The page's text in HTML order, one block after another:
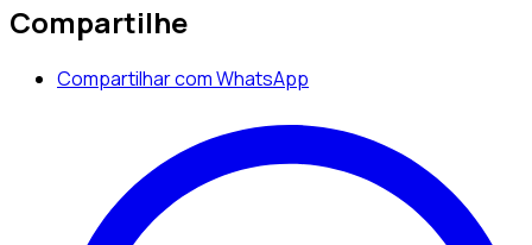
Compartilhe
Compartilhar com WhatsApp